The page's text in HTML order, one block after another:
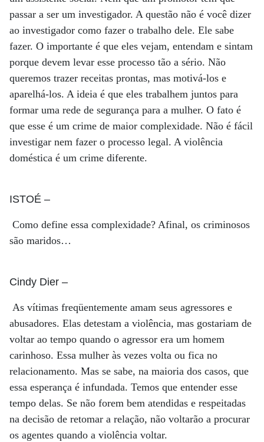
passar a ser um investigador. A questão não é você dizer
ao investigador como fazer o trabalho dele. Ele sabe
fazer. O importante é que eles vejam, entendam e sintam
porque devem levar esse processo tão a sério. Não
queremos trazer receitas prontas, mas motivá-los e
aparelhá-los. A ideia é que eles trabalhem juntos para
formar uma rede de segurança para a mulher. O fato é
que esse é um crime de maior complexidade. Não é fácil
investigar nem fazer o processo legal. A violência
doméstica é um crime diferente.
ISTOÉ –
Como define essa complexidade? Afinal, os criminosos
são maridos…
Cindy Dier –
As vítimas freqüentemente amam seus agressores e
abusadores. Elas detestam a violência, mas gostariam de
voltar ao tempo quando o agressor era um homem
carinhoso. Essa mulher às vezes volta ou fica no
relacionamento. Mas se sabe, na maioria dos casos, que
essa esperança é infundada. Temos que entender esse
tempo delas. Se não forem bem atendidas e respeitadas
na decisão de retomar a relação, não voltarão a procurar
os agentes quando a violência voltar.